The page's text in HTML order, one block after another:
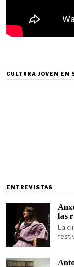
CULTURA JOVEN EN
ENTREVISTAS
las
La